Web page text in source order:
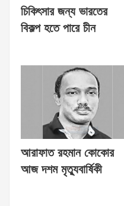
চিকিৎসার জন্য ভারতের
বিকল্প হতে পারে চীন
আরাফাত রহমান কোকোর
আজ দশম মৃত্যুবার্ষিকী